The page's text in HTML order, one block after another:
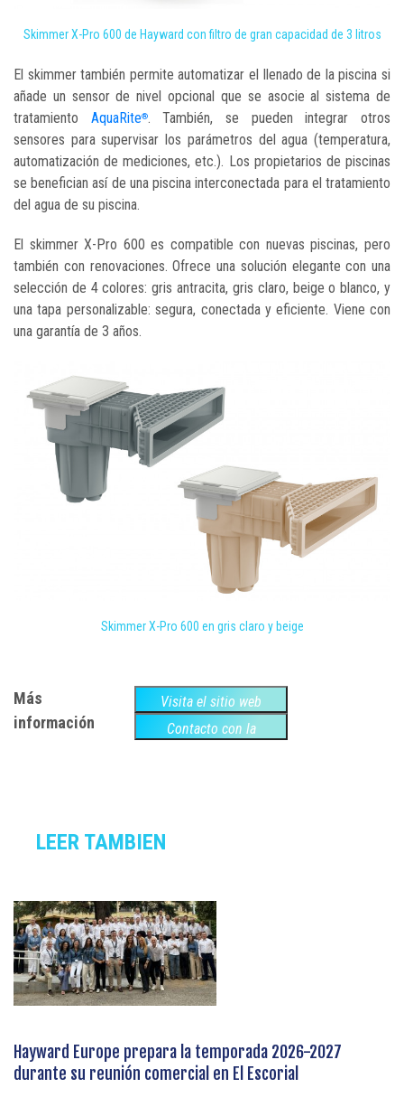
Skimmer X-Pro 600 de Hayward con filtro de gran capacidad de 3 litros
El skimmer también permite automatizar el llenado de la piscina si
añade un sensor de nivel opcional que se asocie al sistema de
tratamiento AquaRite®. También, se pueden integrar otros
sensores para supervisar los parámetros del agua (temperatura,
automatización de mediciones, etc.). Los propietarios de piscinas
se benefician así de una piscina interconectada para el tratamiento
del agua de su piscina.
El skimmer X-Pro 600 es compatible con nuevas piscinas, pero
también con renovaciones. Ofrece una solución elegante con una
selección de 4 colores: gris antracita, gris claro, beige o blanco, y
una tapa personalizable: segura, conectada y eficiente. Viene con
una garantía de 3 años.
Skimmer X-Pro 600 en gris claro y beige
Más
información
Visita el sitio web
Contacto con la
LEER TAMBIEN
Hayward Europe prepara la temporada 2026-2027
durante su reunión comercial en El Escorial